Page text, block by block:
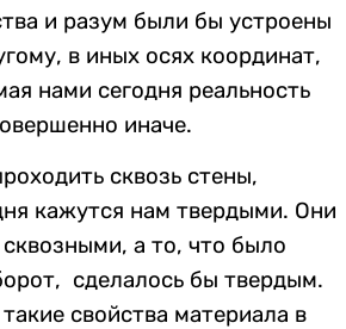
и разум были бы устроены
в иных осях координат,
нами сегодня реальность
иначе.
сквозь стены,
кажутся нам твердыми. Они
а то, что было
сделалось бы твердым.
свойства материала в